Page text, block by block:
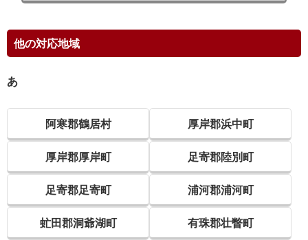
他の対応地域
あ
阿寒郡鶴居村 厚岸郡浜中町
厚岸郡厚岸町 足寄郡陸別町
足寄郡足寄町 浦河郡浦河町
虻田郡洞爺湖町 有珠郡壮瞥町